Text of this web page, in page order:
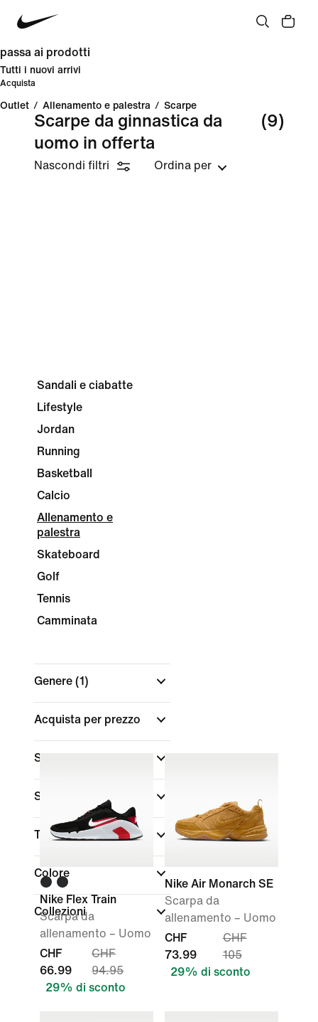
passa ai prodotti
Tutti i nuovi arrivi
Acquista
Outlet / Allenamento e palestra / Scarpe
Scarpe da ginnastica da
uomo in offerta
(9)
Nascondi filtri Ordina per
Sandali e ciabatte
Lifestyle
Jordan
Running
Basketball
Calcio
Allenamento e
palestra
Skateboard
Golf
Tennis
Camminata
Genere (1)
Acquista per prezzo
Sconti e offerte
Sconti sui prodotti
Taglia/Misura
Colore
Collezioni
Nike Flex Train
Scarpa da
allenamento – Uomo
CHF
66.99
CHF
94.95
29% di sconto
Nike Air Monarch SE
Scarpa da
allenamento – Uomo
CHF
73.99
CHF
105
29% di sconto